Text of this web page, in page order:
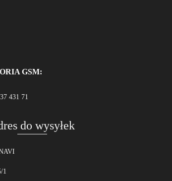
GSM:
431 71
do wysyłek
1